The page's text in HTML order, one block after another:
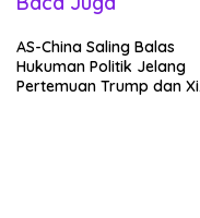
AS-China Saling Balas
Hukuman Politik Jelang
Pertemuan Trump dan Xi